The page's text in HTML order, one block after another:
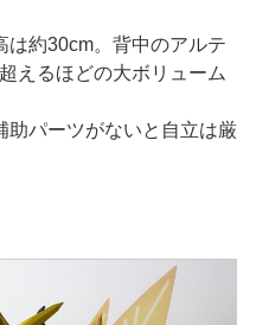
は約30cm。背中のアルテ
えるほどの大ボリューム
助パーツがないと自立は厳